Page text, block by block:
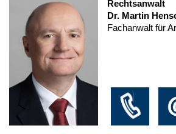
Rechtsanwalt
Dr. Martin
Fachanwalt für